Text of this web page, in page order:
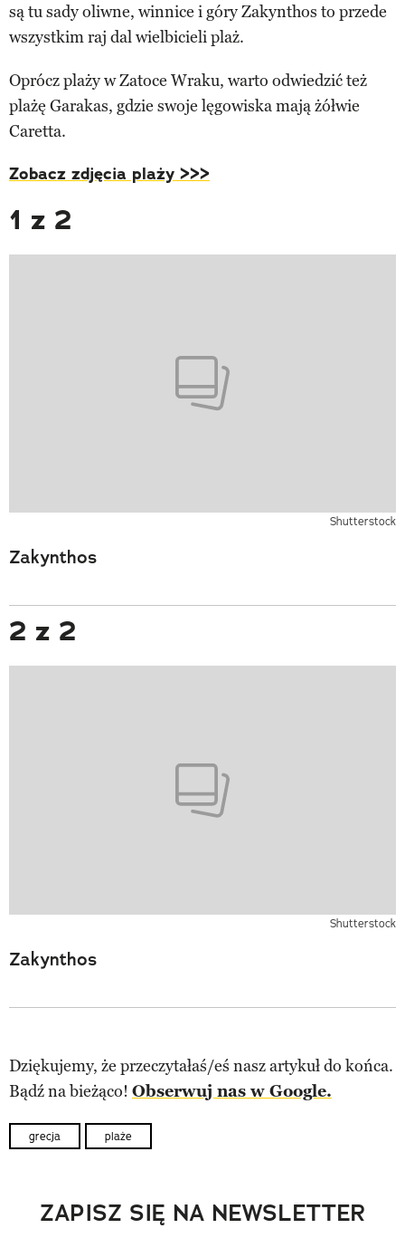
są tu sady oliwne, winnice i góry Zakynthos to przede
wszystkim raj dal wielbicieli plaż.
Oprócz plaży w Zatoce Wraku, warto odwiedzić też
plażę Garakas, gdzie swoje lęgowiska mają żółwie
Caretta.
Zobacz zdjęcia plaży >>>
1 z 2
Shutterstock
Zakynthos
2 z 2
Shutterstock
Zakynthos
Dziękujemy, że przeczytałaś/eś nasz artykuł do końca.
Bądź na bieżąco! Obserwuj nas w Google.
grecja plaże
ZAPISZ SIĘ NA NEWSLETTER